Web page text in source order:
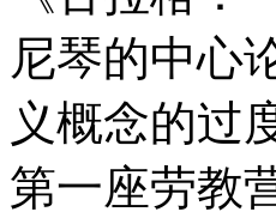
尼琴的中心
义概念的过
第一座劳教